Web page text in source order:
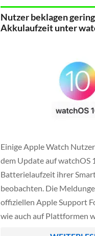
USSD-Code, dieser
Xiaomi- wie auch Redmi-
Nutzer beklagen
Akkulaufzeit unter
Einige Apple Watch
dem Update auf watchOS
Batterielaufzeit ihrer
beobachten. Die
offiziellen Apple Support
wie auch auf Plattformen